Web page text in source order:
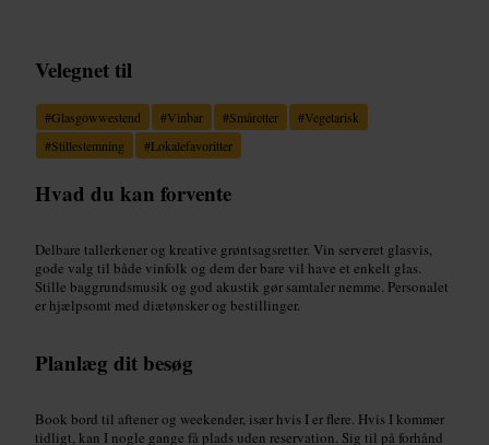
Velegnet til
#Glasgowwestend #Vinbar #Småretter #Vegetarisk
#Stillestemning #Lokalefavoritter
Hvad du kan forvente
Delbare tallerkener og kreative grøntsagsretter. Vin serveret glasvis,
gode valg til både vinfolk og dem der bare vil have et enkelt glas.
Stille baggrundsmusik og god akustik gør samtaler nemme. Personalet
er hjælpsomt med diætønsker og bestillinger.
Planlæg dit besøg
Book bord til aftener og weekender, især hvis I er flere. Hvis I kommer
tidligt, kan I nogle gange få plads uden reservation. Sig til på forhånd